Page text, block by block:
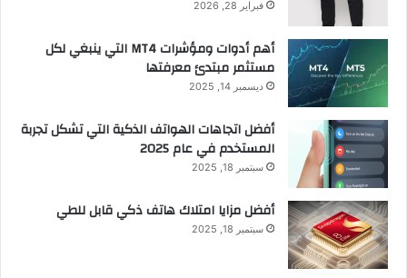
فبراير 28, 2026
أهم أدوات ومؤشرات MT4 التي ينبغي لكل
مستثمر مبتدئ معرفتها
ديسمبر 14, 2025
أفضل اتجاهات الهواتف الذكية التي تشكل تجربة
المستخدم في عام 2025
سبتمبر 18, 2025
أفضل مزايا امتلاك هاتف ذكي قابل للطي
سبتمبر 18, 2025